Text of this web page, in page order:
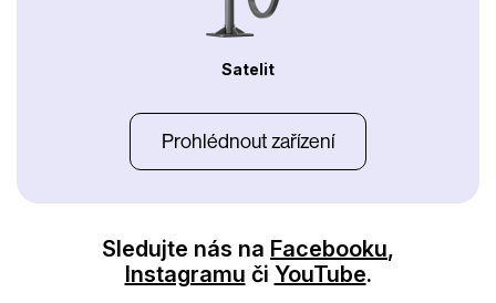
Satelit
Prohlédnout zařízení
Sledujte nás na Facebooku,
Instagramu či YouTube.